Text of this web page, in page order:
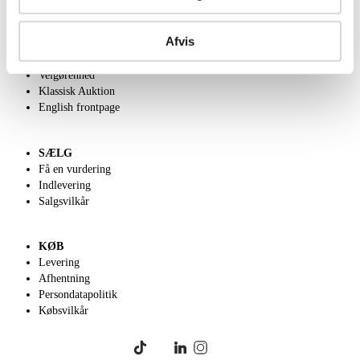
Afvis
Kontakt os
Velgørenhed
Klassisk Auktion
English frontpage
SÆLG
Få en vurdering
Indlevering
Salgsvilkår
KØB
Levering
Afhentning
Persondatapolitik
Købsvilkår